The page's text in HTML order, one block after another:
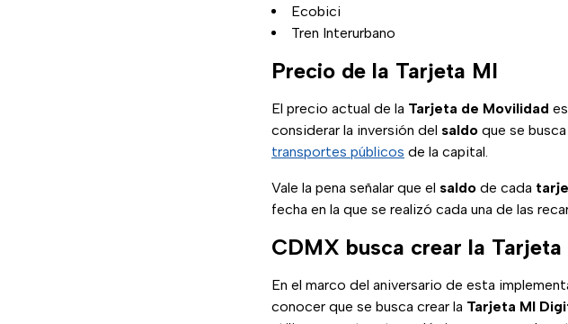
Ecobici
Tren Interurbano
Precio de la Tarjeta MI
El precio actual de la Tarjeta de Movilidad
considerar la inversión del saldo que se
transportes públicos de la capital.
Vale la pena señalar que el saldo de cada
fecha en la que se realizó cada una de las
CDMX busca crear la
En el marco del aniversario de esta
conocer que se busca crear la Tarjeta MI